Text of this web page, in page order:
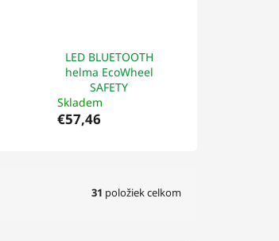
LED BLUETOOTH
helma EcoWheel
SAFETY
Skladem
€57,46
31 položiek celkom